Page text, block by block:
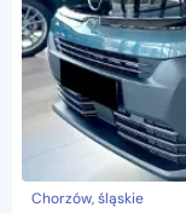
Chorzów, śląskie